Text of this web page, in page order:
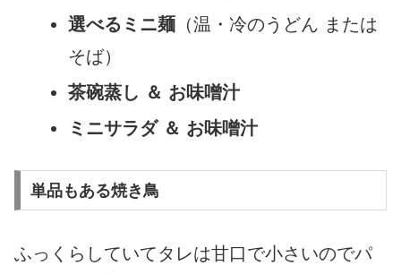
選べるミニ麺 （温・冷のうどん または
そば）
茶碗蒸し ＆ お味噌汁
ミニサラダ ＆ お味噌汁
単品もある焼き鳥
ふっくらしていてタレは甘口で小さいのでパ